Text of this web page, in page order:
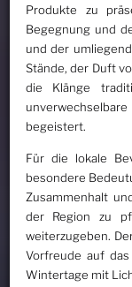
Produkte zu
Begegnung und
und der
Stände, der Duft
die Klänge
begeistert.
Für die lokale
besondere
Zusammenhalt
der Region zu
weiterzugeben.
Vorfreude auf
Wintertage mit